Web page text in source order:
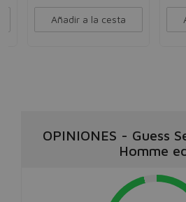
Añadir a la cesta
OPINIONES - Guess
Homme